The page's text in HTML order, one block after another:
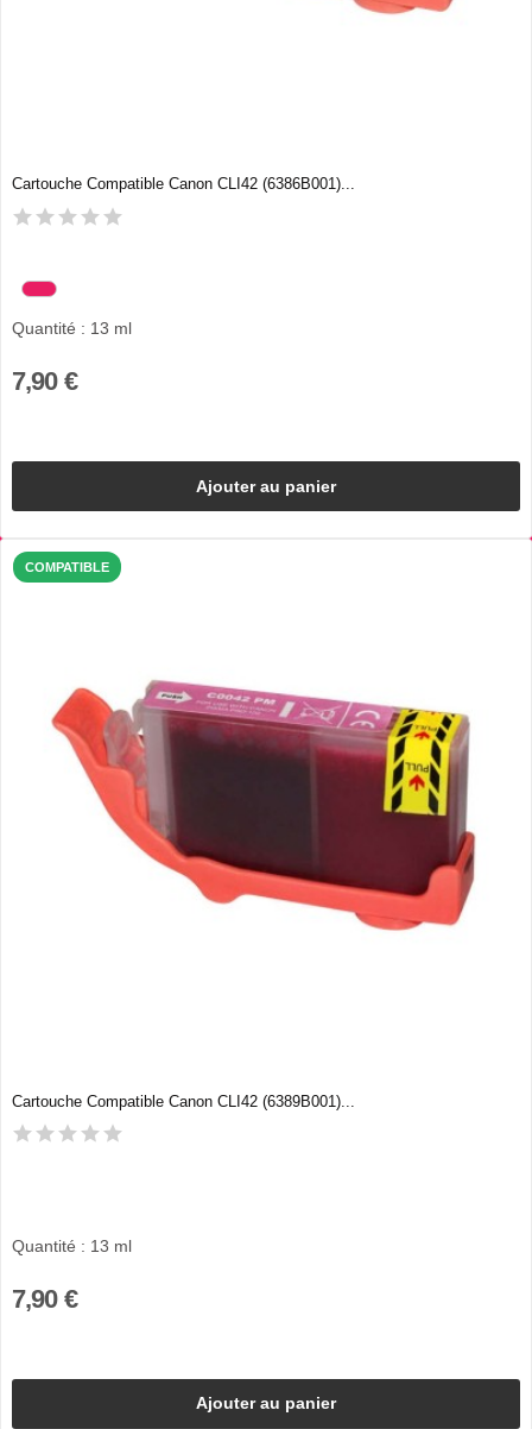
Cartouche Compatible Canon CLI42 (6386B001)...
Quantité : 13 ml
7,90 €
Ajouter au panier
COMPATIBLE
Cartouche Compatible Canon CLI42 (6389B001)...
Quantité : 13 ml
7,90 €
Ajouter au panier